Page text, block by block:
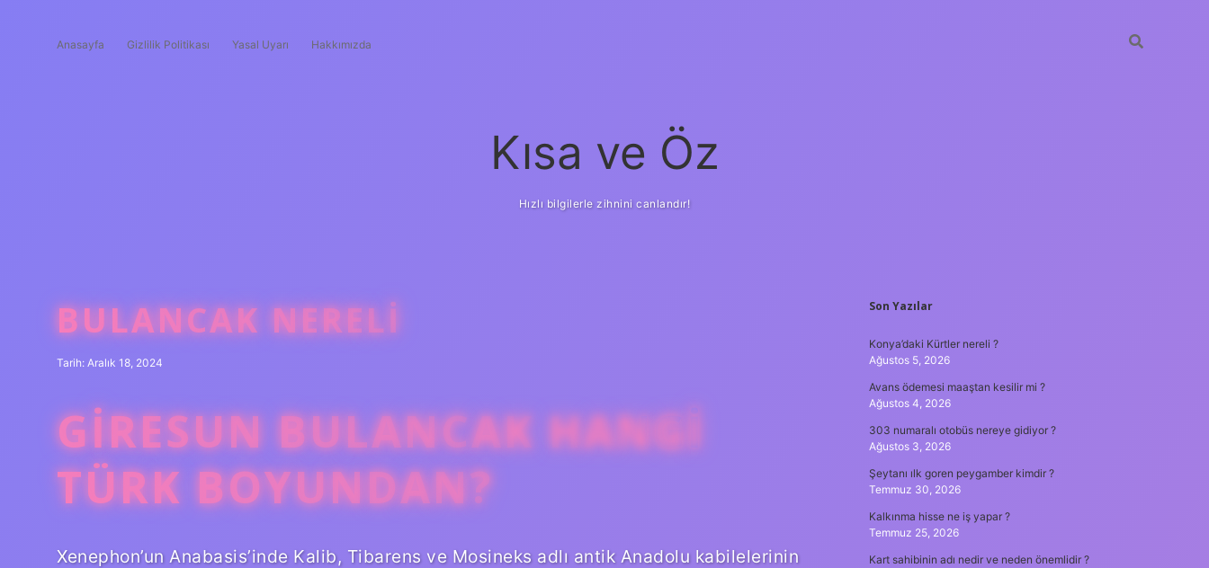
Anasayfa Gizlilik Politikası Yasal Uyarı Hakkımızda
Kısa ve Öz
Hızlı bilgilerle zihnini canlandır!
BULANCAK NERELI
Tarih: Aralık 18, 2024
GIRESUN BULANCAK HANGI
TÜRK BOYUNDAN?
Xenephon’un Anabasis’inde Kalib, Tibarens ve Mosineks adlı antik Anadolu kabilelerinin
SIDEBAR
Son Yazılar
Konya’daki Kürtler nereli ?
Ağustos 5, 2026
Avans ödemesi maaştan kesilir mi ?
Ağustos 4, 2026
303 numaralı otobüs nereye gidiyor ?
Ağustos 3, 2026
Şeytanı ılk goren peygamber kimdir ?
Temmuz 30, 2026
Kalkınma hisse ne iş yapar ?
Temmuz 25, 2026
Kart sahibinin adı nedir ve neden önemlidir ?